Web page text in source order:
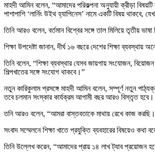
মাহদী আমিন বলেন, “আমাদের পরিকল্পনা অনুযায়ী ক্রীড়া
পাশাপাশি ‘লার্নিং উইথ হ্যাপিনেস’ নামে একটি বিষয়
তিনি আরও বলেন, বর্তমান বিশ্বের সঙ্গে তাল মিলিয়ে তৃতীয়
শিক্ষা উপদেষ্টা জানান, দীর্ঘ ১৬ বছরে দেশের শিক্ষা
তিনি বলেন, “শিক্ষা ব্যবস্থার যেসব জায়গায় সংযোজন,
শিল্পখাতের সঙ্গে সংযোগ থাকবে।”
নতুন কারিকুলাম প্রসঙ্গে মাহদী আমিন বলেন, সম্পূর্ণ নতুন
তবে চলমান সংস্কার কার্যক্রম আগামী বছর আরও বিস্তৃত হবে।
তনি আরও বলেন, “আমরা বাস্তবতাকে মাথায় রেখে কাজ
সংবাদ সম্মেলনে শিক্ষা খাতে প্রযুক্তি ব্যবহারের বিষয়েও কথা
তিনি উল্লেখ করেন, “আমাদের প্রায় ১৪ লাখ ট্যাব প্রয়োজন